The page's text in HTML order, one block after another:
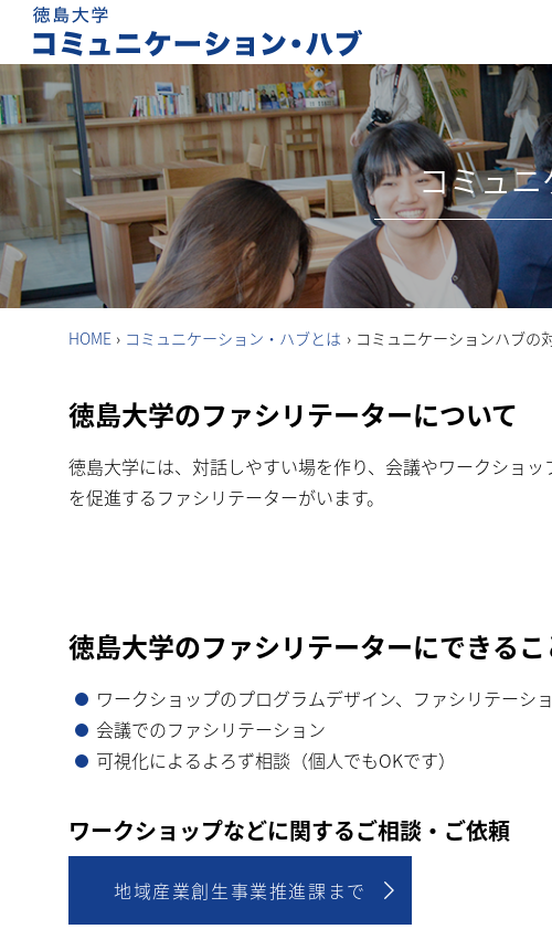
コミュ
HOME › コミュニケーション・ハブとは › コミュニケーションハブの
徳島大学のファシリテーターについて
徳島大学には、対話しやすい場を作り、会議やワークショ
を促進するファシリテーターがいます。
徳島大学のファシリテーターにできるこ
ワークショップのプログラムデザイン、ファシリテーシ
会議でのファシリテーション
可視化によるよろず相談（個人でもOKです）
ワークショップなどに関するご相談・ご依頼
地域産業創生事業推進課まで